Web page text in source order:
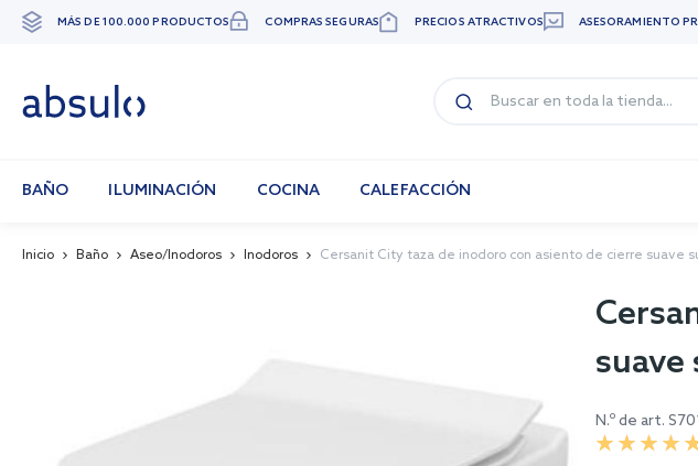
Ir
MÁS DE 100.000 PRODUCTOS COMPRAS SEGURAS PRECIOS ATRACTIVOS ASESORAMIENTO
BAÑO ILUMINACIÓN COCINA CALEFACCIÓN
Inicio Baño Aseo/Inodoros Inodoros Cersanit City taza de inodoro con asiento de cierre suave
suave
N.º de art.